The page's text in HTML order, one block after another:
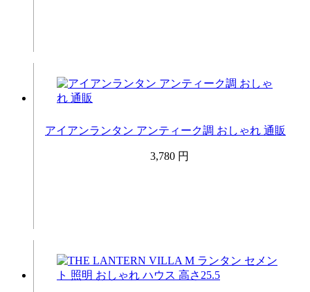
アイアンランタン アンティーク調 おしゃれ 通販
3,780 円